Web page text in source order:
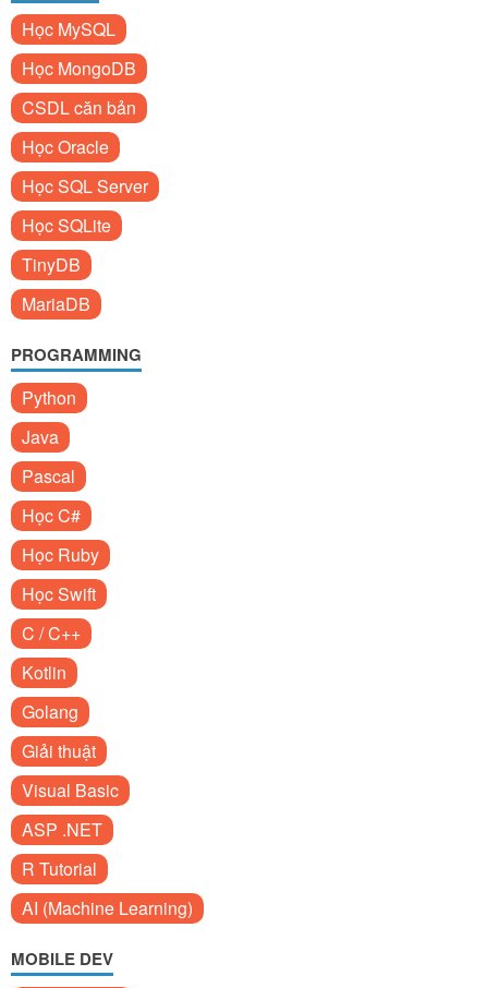
Học MySQL
Học MongoDB
CSDL căn bản
Học Oracle
Học SQL Server
Học SQLite
TinyDB
MariaDB
PROGRAMMING
Python
Java
Pascal
Học C#
Học Ruby
Học Swift
C / C++
Kotlin
Golang
Giải thuật
Visual Basic
ASP .NET
R Tutorial
AI (Machine Learning)
MOBILE DEV